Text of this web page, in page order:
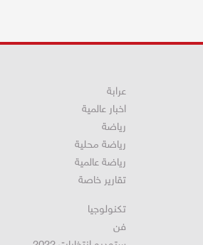
عرابة
اخبار عالمية
رياضة
رياضة محلية
رياضة عالمية
تقارير خاصة
تكنولوجيا
فن